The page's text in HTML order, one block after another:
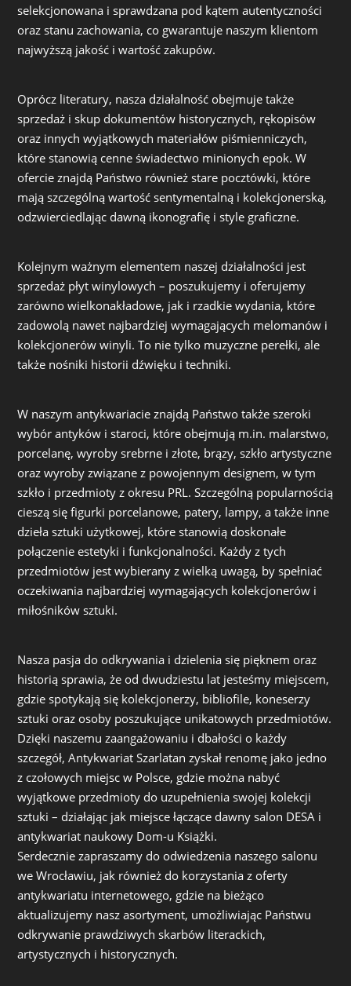
selekcjonowana i sprawdzana pod kątem autentyczności
oraz stanu zachowania, co gwarantuje naszym klientom
najwyższą jakość i wartość zakupów.
Oprócz literatury, nasza działalność obejmuje także
sprzedaż i skup dokumentów historycznych, rękopisów
oraz innych wyjątkowych materiałów piśmienniczych,
które stanowią cenne świadectwo minionych epok. W
ofercie znajdą Państwo również stare pocztówki, które
mają szczególną wartość sentymentalną i kolekcjonerską,
odzwierciedlając dawną ikonografię i style graficzne.
Kolejnym ważnym elementem naszej działalności jest
sprzedaż płyt winylowych – poszukujemy i oferujemy
zarówno wielkonakładowe, jak i rzadkie wydania, które
zadowolą nawet najbardziej wymagających melomanów i
kolekcjonerów winyli. To nie tylko muzyczne perełki, ale
także nośniki historii dźwięku i techniki.
W naszym antykwariacie znajdą Państwo także szeroki
wybór antyków i staroci, które obejmują m.in. malarstwo,
porcelanę, wyroby srebrne i złote, brązy, szkło artystyczne
oraz wyroby związane z powojennym designem, w tym
szkło i przedmioty z okresu PRL. Szczególną popularnością
cieszą się figurki porcelanowe, patery, lampy, a także inne
dzieła sztuki użytkowej, które stanowią doskonałe
połączenie estetyki i funkcjonalności. Każdy z tych
przedmiotów jest wybierany z wielką uwagą, by spełniać
oczekiwania najbardziej wymagających kolekcjonerów i
miłośników sztuki.
Nasza pasja do odkrywania i dzielenia się pięknem oraz
historią sprawia, że od dwudziestu lat jesteśmy miejscem,
gdzie spotykają się kolekcjonerzy, bibliofile, koneserzy
sztuki oraz osoby poszukujące unikatowych przedmiotów.
Dzięki naszemu zaangażowaniu i dbałości o każdy
szczegół, Antykwariat Szarlatan zyskał renomę jako jedno
z czołowych miejsc w Polsce, gdzie można nabyć
wyjątkowe przedmioty do uzupełnienia swojej kolekcji
sztuki – działając jak miejsce łączące dawny salon DESA i
antykwariat naukowy Dom-u Książki.
Serdecznie zapraszamy do odwiedzenia naszego salonu
we Wrocławiu, jak również do korzystania z oferty
antykwariatu internetowego, gdzie na bieżąco
aktualizujemy nasz asortyment, umożliwiając Państwu
odkrywanie prawdziwych skarbów literackich,
artystycznych i historycznych.